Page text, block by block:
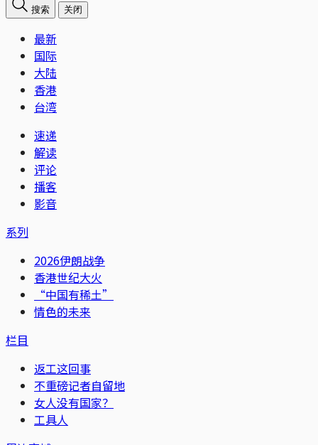
搜索 关闭
最新
国际
大陆
香港
台湾
速递
解读
评论
播客
影音
系列
2026伊朗战争
香港世纪大火
“中国有稀土”
情色的未来
栏目
返工这回事
不重磅记者自留地
女人没有国家？
工具人